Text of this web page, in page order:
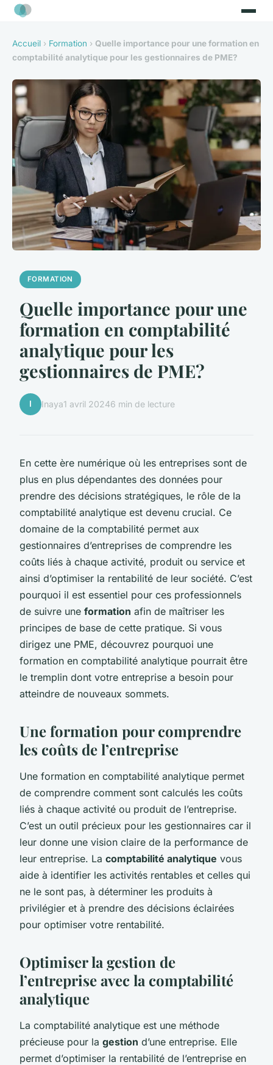
Accueil › Formation › Quelle importance pour une formation en
comptabilité analytique pour les gestionnaires de PME?
FORMATION
Quelle importance pour une
formation en comptabilité
analytique pour les
gestionnaires de PME?
I Inaya1 avril 20246 min de lecture
En cette ère numérique où les entreprises sont de
plus en plus dépendantes des données pour
prendre des décisions stratégiques, le rôle de la
comptabilité analytique est devenu crucial. Ce
domaine de la comptabilité permet aux
gestionnaires d’entreprises de comprendre les
coûts liés à chaque activité, produit ou service et
ainsi d’optimiser la rentabilité de leur société. C’est
pourquoi il est essentiel pour ces professionnels
de suivre une formation afin de maîtriser les
principes de base de cette pratique. Si vous
dirigez une PME, découvrez pourquoi une
formation en comptabilité analytique pourrait être
le tremplin dont votre entreprise a besoin pour
atteindre de nouveaux sommets.
Une formation pour comprendre
les coûts de l’entreprise
Une formation en comptabilité analytique permet
de comprendre comment sont calculés les coûts
liés à chaque activité ou produit de l’entreprise.
C’est un outil précieux pour les gestionnaires car il
leur donne une vision claire de la performance de
leur entreprise. La comptabilité analytique vous
aide à identifier les activités rentables et celles qui
ne le sont pas, à déterminer les produits à
privilégier et à prendre des décisions éclairées
pour optimiser votre rentabilité.
Optimiser la gestion de
l’entreprise avec la comptabilité
analytique
La comptabilité analytique est une méthode
précieuse pour la gestion d’une entreprise. Elle
permet d’optimiser la rentabilité de l’entreprise en